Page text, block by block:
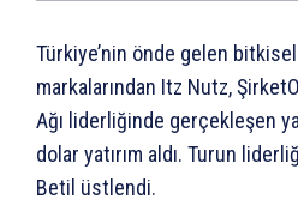
Türkiye’nin önde gelen bitkisel
markalarından Itz Nutz,
Ağı liderliğinde gerçekleşen
dolar yatırım aldı. Turun
Betil üstlendi.